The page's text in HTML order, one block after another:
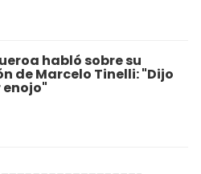
habló sobre su
de Marcelo Tinelli: "Dijo
enojo"